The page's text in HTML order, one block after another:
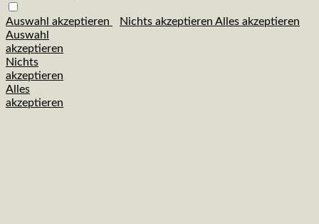
Auswahl akzeptieren Nichts akzeptieren Alles akzeptieren
Auswahl
akzeptieren
Nichts
akzeptieren
Alles
akzeptieren